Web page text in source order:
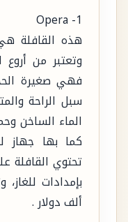
1- Opera
هذه القافلة
وتعتبر من
فهي صغيرة
سبل الراحة
الماء الساخن
كما بها جهاز
تحتوي
ألف دولار .